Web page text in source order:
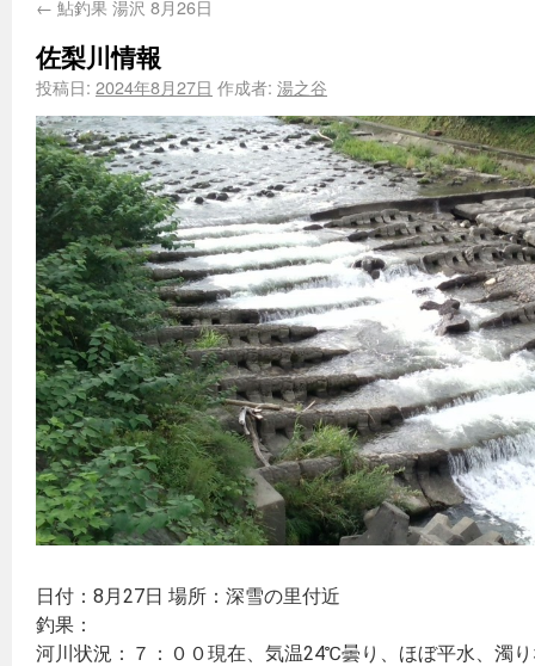
← 鮎釣果 湯沢 8月26日
佐梨川情報
投稿日: 2024年8月27日 作成者: 湯之谷
日付：8月27日 場所：深雪の里付近
釣果：
河川状況：７：００現在、気温24℃曇り、ほぼ平水、濁